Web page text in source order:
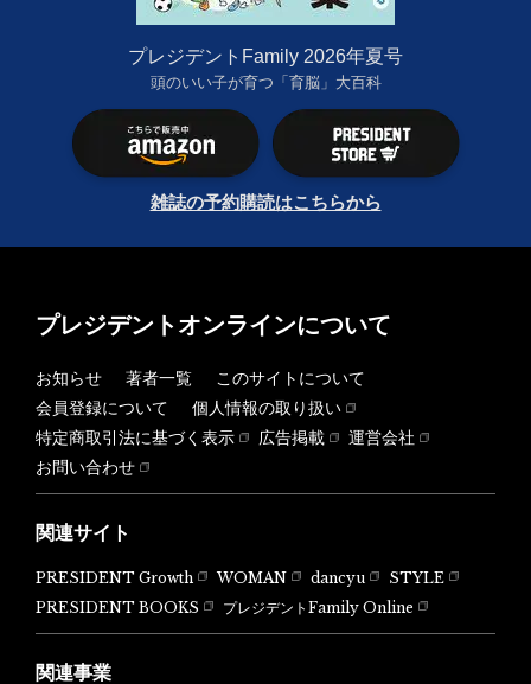
プレジデントFamily 2026年夏号
頭のいい子が育つ「育脳」大百科
雑誌の予約購読はこちらから
プレジデントオンラインについて
お知らせ 著者一覧
このサイトについて
会員登録について
個人情報の取り扱い
特定商取引法に基づく表示
広告掲載
運営会社
お問い合わせ
関連サイト
PRESIDENT Growth WOMAN dancyu
STYLE
PRESIDENT BOOKS
プレジデントFamily Online
関連事業